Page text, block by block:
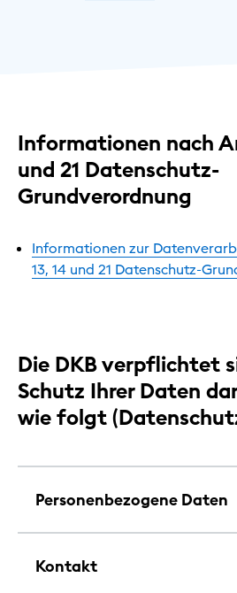
Informationen nach
und 21 Datenschutz-
Grundverordnung
Informationen zur
13, 14 und 21 Datenschutz-
Die DKB verpflichtet
Schutz Ihrer Daten
wie folgt
Personenbezogene Daten
Kontakt